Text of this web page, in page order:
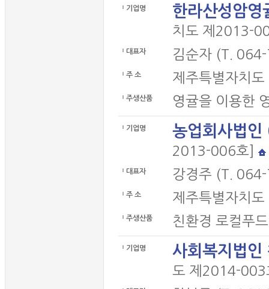
기업명 한라산성암영
치도 제2013-
대표자 김순자 (T.
주 소 제주특별자치
주생산품 영귤을 이용한
기업명 농업회사법인
2013-006호]
대표자 강경주 (T.
주 소 제주특별자치
주생산품 친환경 로컬푸
기업명 사회복지법인
도 제2014-